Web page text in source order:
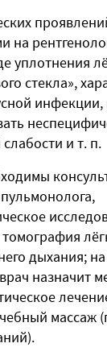
на
уплотнения
стекла»,
инфекции,
и т. п.
дыхания;
назначит
массаж